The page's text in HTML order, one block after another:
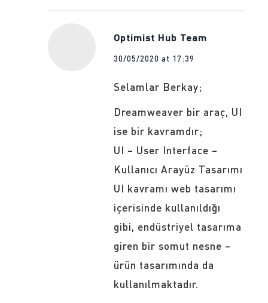
Optimist Hub Team
30/05/2020 at 17:39
Selamlar Berkay;
Dreamweaver bir araç, UI
ise bir kavramdır;
UI – User Interface –
Kullanıcı Arayüz Tasarımı
UI kavramı web tasarımı
içerisinde kullanıldığı
gibi, endüstriyel tasarıma
giren bir somut nesne –
ürün tasarımında da
kullanılmaktadır.